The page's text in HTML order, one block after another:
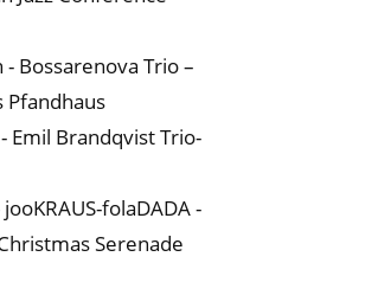
- Bossarenova Trio –
Pfandhaus
- Emil Brandqvist Trio-
jooKRAUS-folaDADA -
Serenade